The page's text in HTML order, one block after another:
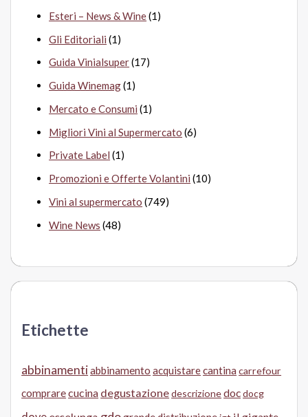
Esteri – News & Wine(1)
Gli Editoriali (1)
Guida Vinialsuper(17)
Guida Winemag(1)
Mercato e Consumi (1)
Migliori Vini al Supermercato (6)
Private Label (1)
Promozioni e Offerte Volantini (10)
Vini al supermercato (749)
Wine News (48)
Etichette
abbinamentiabbinamento acquistarecantina carrefour
comprarecucina degustazionedescrizionedocdocg